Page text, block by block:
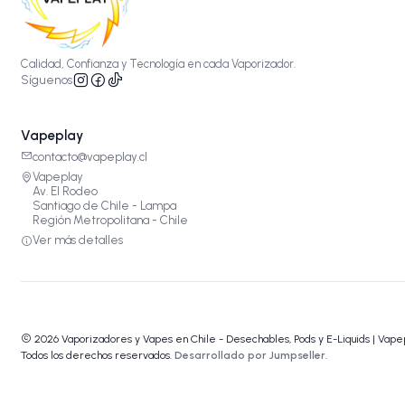
Calidad, Confianza y Tecnología en cada Vaporizador.
Síguenos
Vapeplay
contacto@vapeplay.cl
Vapeplay
Av. El Rodeo
Santiago de Chile - Lampa
Región Metropolitana - Chile
Ver más detalles
2026 Vaporizadores y Vapes en Chile - Desechables, Pods y E-Liquids |
Todos los derechos reservados.Desarrollado por Jumpseller